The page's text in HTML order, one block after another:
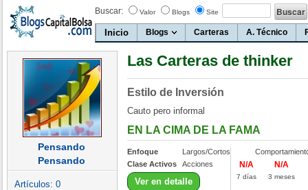
Buscar: Valor Blogs Site
Inicio Blogs Carteras A. Técnico
Pensando
Pensando
Artículos: 0
Las Carteras de thinker
Estilo de Inversión
Cauto pero informal
EN LA CIMA DE LA FAMA
Enfoque
Largos/Cortos
Clase Activos
Acciones
Ver en detalle
N/A
7 días
N/A
3 meses